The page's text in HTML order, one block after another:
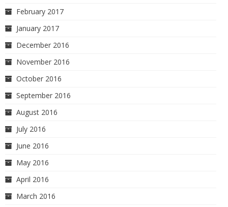
February 2017
January 2017
December 2016
November 2016
October 2016
September 2016
August 2016
July 2016
June 2016
May 2016
April 2016
March 2016